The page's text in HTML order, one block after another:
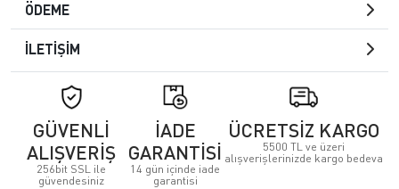
ÖDEME
İLETİŞİM
GÜVENLİ
ALIŞVERİŞ
256bit SSL ile
güvendesiniz
İADE
GARANTİSİ
14 gün içinde iade
garantisi
ÜCRETSİZ KARGO
5500 TL ve üzeri
alışverişlerinizde kargo bedeva